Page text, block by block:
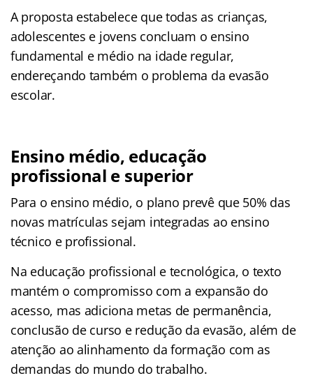
A proposta estabelece que todas as crianças,
adolescentes e jovens concluam o ensino
fundamental e médio na idade regular,
endereçando também o problema da evasão
escolar.
Ensino médio, educação
profissional e superior
Para o ensino médio, o plano prevê que 50% das
novas matrículas sejam integradas ao ensino
técnico e profissional.
Na educação profissional e tecnológica, o texto
mantém o compromisso com a expansão do
acesso, mas adiciona metas de permanência,
conclusão de curso e redução da evasão, além de
atenção ao alinhamento da formação com as
demandas do mundo do trabalho.